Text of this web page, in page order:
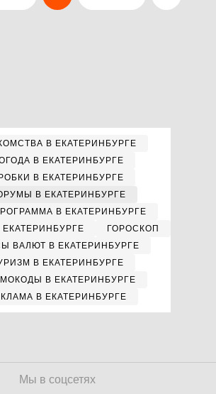
В ЕКАТЕРИНБУРГЕ
В ЕКАТЕРИНБУРГЕ
В ЕКАТЕРИНБУРГЕ
В ЕКАТЕРИНБУРГЕ
В ЕКАТЕРИНБУРГЕ
ГОРОСКОП
ВАЛЮТ В ЕКАТЕРИНБУРГЕ
В ЕКАТЕРИНБУРГЕ
В ЕКАТЕРИНБУРГЕ
В ЕКАТЕРИНБУРГЕ
Мы в соцсетях